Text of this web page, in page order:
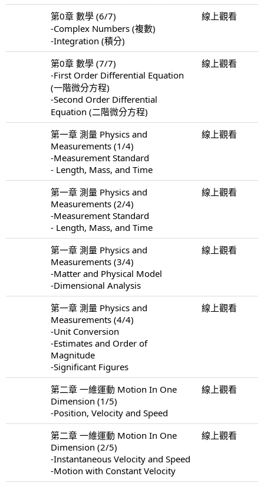
第0章 數學 (6/7)
-Complex Numbers (複數)
-Integration (積分)
線上觀看
第0章 數學 (7/7)
-First Order Differential Equation
(一階微分方程)
-Second Order Differential
Equation (二階微分方程)
線上觀看
第一章 測量 Physics and
Measurements (1/4)
-Measurement Standard
- Length, Mass, and Time
線上觀看
第一章 測量 Physics and
Measurements (2/4)
-Measurement Standard
- Length, Mass, and Time
線上觀看
第一章 測量 Physics and
Measurements (3/4)
-Matter and Physical Model
-Dimensional Analysis
線上觀看
第一章 測量 Physics and
Measurements (4/4)
-Unit Conversion
-Estimates and Order of
Magnitude
-Significant Figures
線上觀看
第二章 一維運動 Motion In One
Dimension (1/5)
-Position, Velocity and Speed
線上觀看
第二章 一維運動 Motion In One
Dimension (2/5)
-Instantaneous Velocity and Speed
-Motion with Constant Velocity
線上觀看